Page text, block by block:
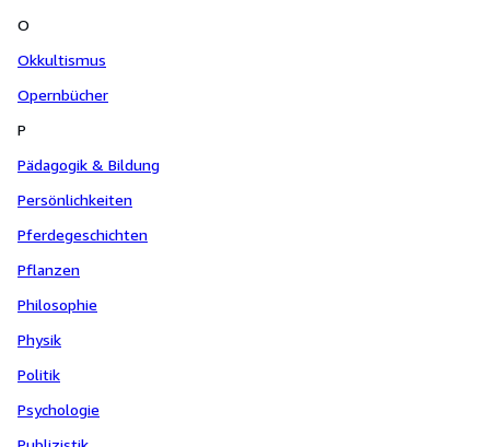
O
Okkultismus
Opernbücher
P
Pädagogik & Bildung
Persönlichkeiten
Pferdegeschichten
Pflanzen
Philosophie
Physik
Politik
Psychologie